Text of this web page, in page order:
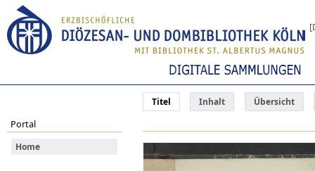
Titel Inhalt Übersicht
Portal
Home